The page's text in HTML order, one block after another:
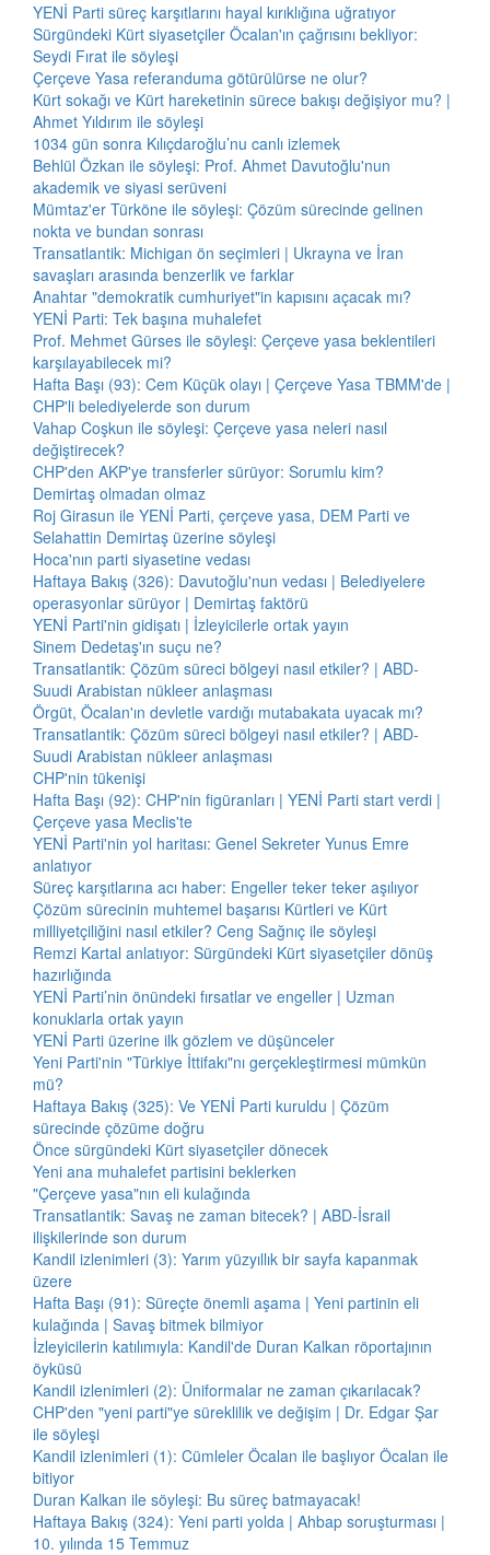
YENİ Parti süreç karşıtlarını hayal kırıklığına uğratıyor
Sürgündeki Kürt siyasetçiler Öcalan'ın çağrısını bekliyor:
Seydi Fırat ile söyleşi
Çerçeve Yasa referanduma götürülürse ne olur?
Kürt sokağı ve Kürt hareketinin sürece bakışı değişiyor mu? |
Ahmet Yıldırım ile söyleşi
1034 gün sonra Kılıçdaroğlu’nu canlı izlemek
Behlül Özkan ile söyleşi: Prof. Ahmet Davutoğlu'nun
akademik ve siyasi serüveni
Mümtaz'er Türköne ile söyleşi: Çözüm sürecinde gelinen
nokta ve bundan sonrası
Transatlantik: Michigan ön seçimleri | Ukrayna ve İran
savaşları arasında benzerlik ve farklar
Anahtar "demokratik cumhuriyet"in kapısını açacak mı?
YENİ Parti: Tek başına muhalefet
Prof. Mehmet Gürses ile söyleşi: Çerçeve yasa beklentileri
karşılayabilecek mi?
Hafta Başı (93): Cem Küçük olayı | Çerçeve Yasa TBMM'de |
CHP'li belediyelerde son durum
Vahap Coşkun ile söyleşi: Çerçeve yasa neleri nasıl
değiştirecek?
CHP'den AKP'ye transferler sürüyor: Sorumlu kim?
Demirtaş olmadan olmaz
Roj Girasun ile YENİ Parti, çerçeve yasa, DEM Parti ve
Selahattin Demirtaş üzerine söyleşi
Hoca'nın parti siyasetine vedası
Haftaya Bakış (326): Davutoğlu'nun vedası | Belediyelere
operasyonlar sürüyor | Demirtaş faktörü
YENİ Parti'nin gidişatı | İzleyicilerle ortak yayın
Sinem Dedetaş'ın suçu ne?
Transatlantik: Çözüm süreci bölgeyi nasıl etkiler? | ABD-
Suudi Arabistan nükleer anlaşması
Örgüt, Öcalan'ın devletle vardığı mutabakata uyacak mı?
Transatlantik: Çözüm süreci bölgeyi nasıl etkiler? | ABD-
Suudi Arabistan nükleer anlaşması
CHP'nin tükenişi
Hafta Başı (92): CHP'nin figüranları | YENİ Parti start verdi |
Çerçeve yasa Meclis'te
YENİ Parti'nin yol haritası: Genel Sekreter Yunus Emre
anlatıyor
Süreç karşıtlarına acı haber: Engeller teker teker aşılıyor
Çözüm sürecinin muhtemel başarısı Kürtleri ve Kürt
milliyetçiliğini nasıl etkiler? Ceng Sağnıç ile söyleşi
Remzi Kartal anlatıyor: Sürgündeki Kürt siyasetçiler dönüş
hazırlığında
YENİ Parti’nin önündeki fırsatlar ve engeller | Uzman
konuklarla ortak yayın
YENİ Parti üzerine ilk gözlem ve düşünceler
Yeni Parti'nin "Türkiye İttifakı"nı gerçekleştirmesi mümkün
mü?
Haftaya Bakış (325): Ve YENİ Parti kuruldu | Çözüm
sürecinde çözüme doğru
Önce sürgündeki Kürt siyasetçiler dönecek
Yeni ana muhalefet partisini beklerken
"Çerçeve yasa"nın eli kulağında
Transatlantik: Savaş ne zaman bitecek? | ABD-İsrail
ilişkilerinde son durum
Kandil izlenimleri (3): Yarım yüzyıllık bir sayfa kapanmak
üzere
Hafta Başı (91): Süreçte önemli aşama | Yeni partinin eli
kulağında | Savaş bitmek bilmiyor
İzleyicilerin katılımıyla: Kandil'de Duran Kalkan röportajının
öyküsü
Kandil izlenimleri (2): Üniformalar ne zaman çıkarılacak?
CHP'den "yeni parti"ye süreklilik ve değişim | Dr. Edgar Şar
ile söyleşi
Kandil izlenimleri (1): Cümleler Öcalan ile başlıyor Öcalan ile
bitiyor
Duran Kalkan ile söyleşi: Bu süreç batmayacak!
Haftaya Bakış (324): Yeni parti yolda | Ahbap soruşturması |
10. yılında 15 Temmuz